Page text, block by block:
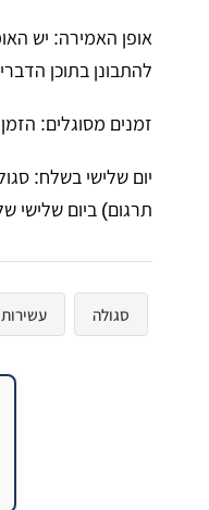
​אופן האמירה: יש
להתבונן בתוכן
​זמנים מסוגלים:
​יום שלישי בשלח:
תרגום) ביום
סגולה עשירות